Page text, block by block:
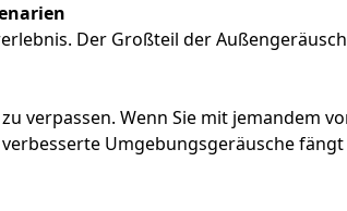
Der Großteil der
verpassen. Wenn Sie mit jemandem
Umgebungsgeräusche